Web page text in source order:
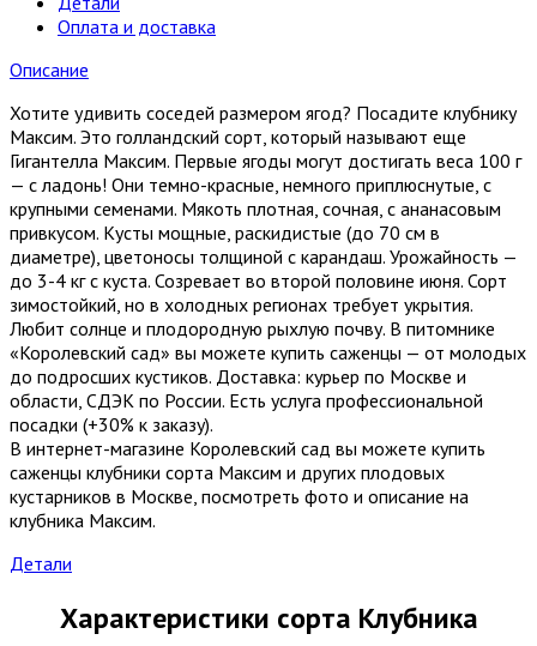
Оплата и доставка
Описание
Хотите удивить соседей размером ягод? Посадите клубнику
Максим. Это голландский сорт, который называют еще
Гигантелла Максим. Первые ягоды могут достигать веса 100 г
— с ладонь! Они темно-красные, немного приплюснутые, с
крупными семенами. Мякоть плотная, сочная, с ананасовым
привкусом. Кусты мощные, раскидистые (до 70 см в
диаметре), цветоносы толщиной с карандаш. Урожайность —
до 3-4 кг с куста. Созревает во второй половине июня. Сорт
зимостойкий, но в холодных регионах требует укрытия.
Любит солнце и плодородную рыхлую почву. В питомнике
«Королевский сад» вы можете купить саженцы — от молодых
до подросших кустиков. Доставка: курьер по Москве и
области, СДЭК по России. Есть услуга профессиональной
посадки (+30% к заказу).
В интернет-магазине Королевский сад вы можете купить
саженцы клубники сорта Максим и других плодовых
кустарников в Москве, посмотреть фото и описание на
клубника Максим.
Детали
Характеристики сорта Клубника